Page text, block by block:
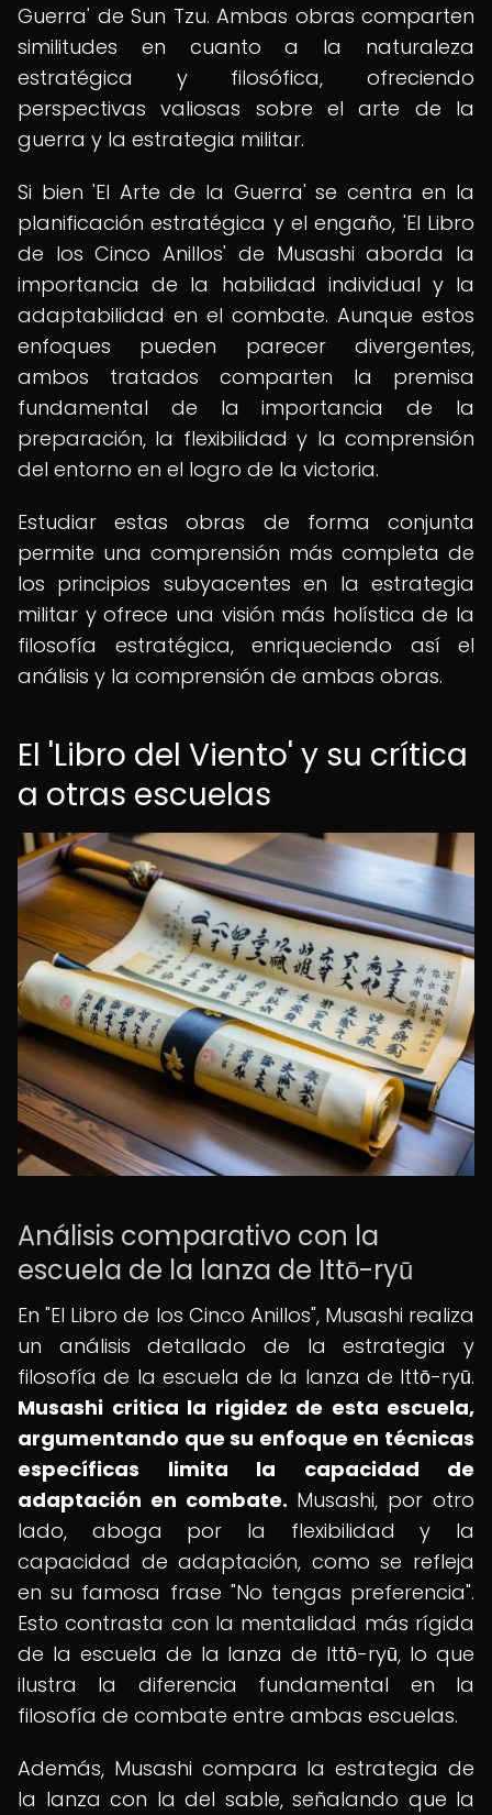
Guerra' de Sun Tzu. Ambas obras comparten
similitudes en cuanto a la naturaleza
estratégica y filosófica, ofreciendo
perspectivas valiosas sobre el arte de la
guerra y la estrategia militar.
Si bien 'El Arte de la Guerra' se centra en la
planificación estratégica y el engaño, 'El Libro
de los Cinco Anillos' de Musashi aborda la
importancia de la habilidad individual y la
adaptabilidad en el combate. Aunque estos
enfoques pueden parecer divergentes,
ambos tratados comparten la premisa
fundamental de la importancia de la
preparación, la flexibilidad y la comprensión
del entorno en el logro de la victoria.
Estudiar estas obras de forma conjunta
permite una comprensión más completa de
los principios subyacentes en la estrategia
militar y ofrece una visión más holística de la
filosofía estratégica, enriqueciendo así el
análisis y la comprensión de ambas obras.
El 'Libro del Viento' y su crítica
a otras escuelas
Análisis comparativo con la
escuela de la lanza de Ittō-ryū
En "El Libro de los Cinco Anillos", Musashi realiza
un análisis detallado de la estrategia y
filosofía de la escuela de la lanza de Ittō-ryū.
Musashi critica la rigidez de esta escuela,
argumentando que su enfoque en técnicas
específicas limita la capacidad de
adaptación en combate. Musashi, por otro
lado, aboga por la flexibilidad y la
capacidad de adaptación, como se refleja
en su famosa frase "No tengas preferencia".
Esto contrasta con la mentalidad más rígida
de la escuela de la lanza de Ittō-ryū, lo que
ilustra la diferencia fundamental en la
filosofía de combate entre ambas escuelas.
Además, Musashi compara la estrategia de
la lanza con la del sable, señalando que la